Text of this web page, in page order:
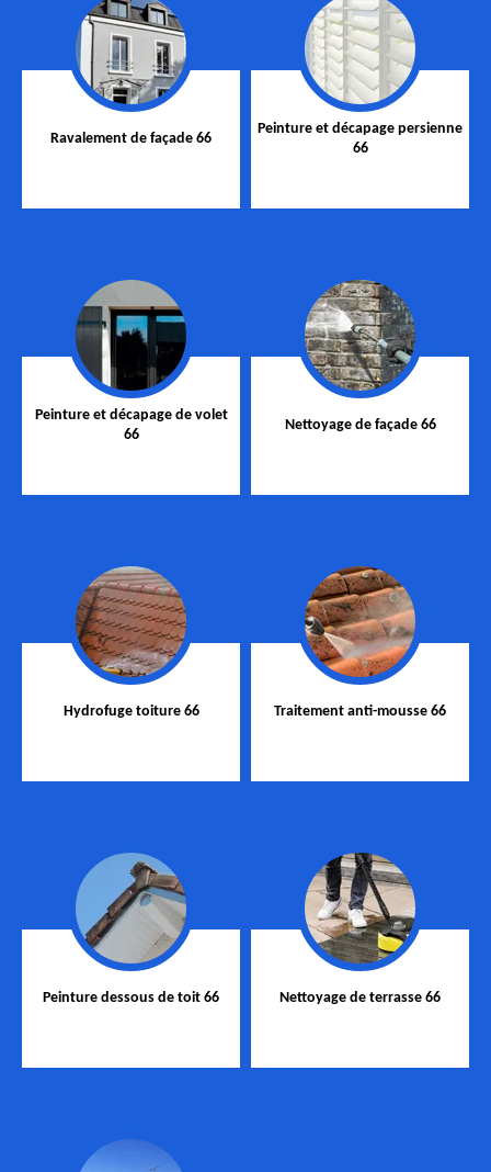
Ravalement de façade 66
Peinture et décapage persienne
66
Peinture et décapage de volet
66
Nettoyage de façade 66
Hydrofuge toiture 66 Traitement anti-mousse 66
Peinture dessous de toit 66 Nettoyage de terrasse 66